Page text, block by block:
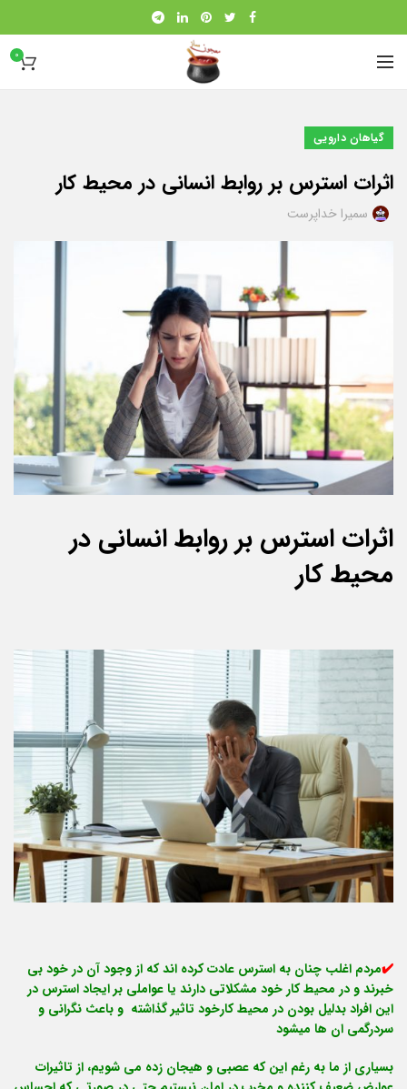
0
گیاهان دارویی
اثرات استرس بر روابط انسانی در محیط کار
سمیرا خداپرست
اثرات استرس بر روابط انسانی در
محیط کار
✔️مردم اغلب چنان به استرس عادت کرده اند که از وجود آن در خود بی
خبرند و در محیط کار خود مشکلاتی دارند یا عواملی بر ایجاد استرس در
این افراد بدلیل بودن در محیط کارخود تاثیر گذاشته و باعث نگرانی و
سردرگمی ان ها میشود
بسیاری از ما به رغم این که عصبی و هیجان زده می شویم، از تاثیرات